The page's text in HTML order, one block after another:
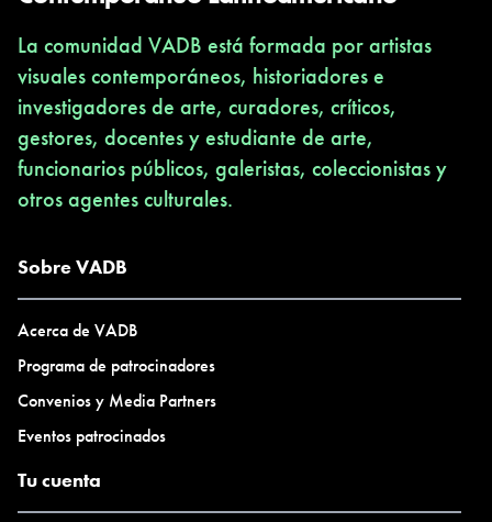
La comunidad VADB está formada por artistas
visuales contemporáneos, historiadores e
investigadores de arte, curadores, críticos,
gestores, docentes y estudiante de arte,
funcionarios públicos, galeristas, coleccionistas y
otros agentes culturales.
Sobre VADB
Acerca de VADB
Programa de patrocinadores
Convenios y Media Partners
Eventos patrocinados
Tu cuenta